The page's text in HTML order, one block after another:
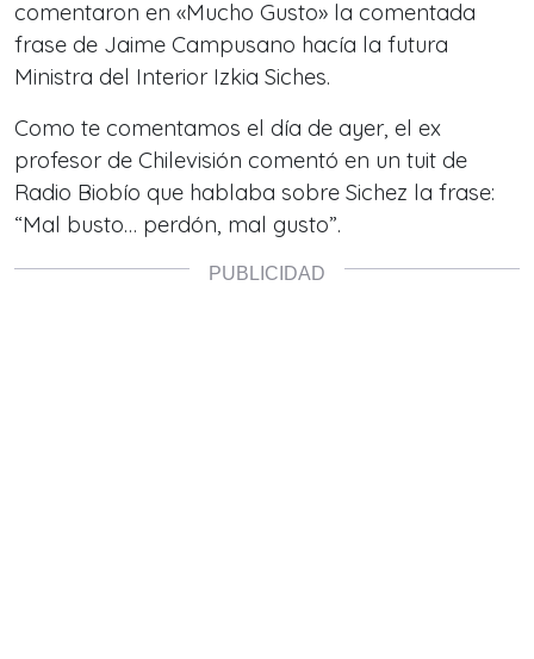
comentaron en «Mucho Gusto» la comentada
frase de Jaime Campusano hacía la futura
Ministra del Interior Izkia Siches.
Como te comentamos el día de ayer, el ex
profesor de Chilevisión comentó en un tuit de
Radio Biobío que hablaba sobre Sichez la frase:
“Mal busto… perdón, mal gusto”.